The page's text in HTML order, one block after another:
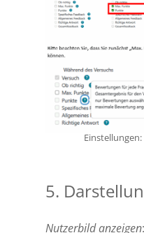
5.
Nutzerbild anzeigen